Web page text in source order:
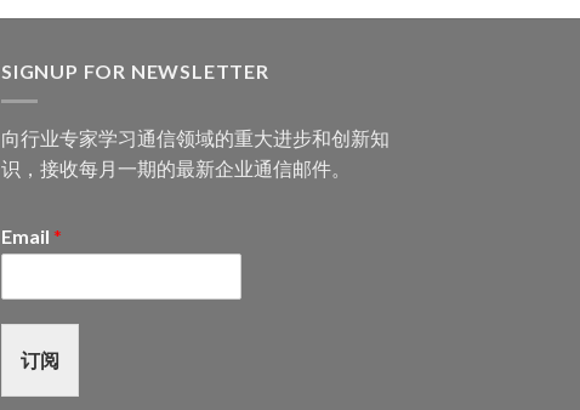
SIGNUP FOR NEWSLETTER
向行业专家学习通信领域的重大进步和创新知
识，接收每月一期的最新企业通信邮件。
Email *
订阅